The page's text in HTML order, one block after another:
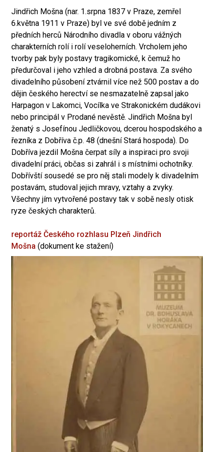
Jindřich Mošna (nar. 1.srpna 1837 v Praze, zemřel
6.května 1911 v Praze) byl ve své době jedním z
předních herců Národního divadla v oboru vážných
charakterních rolí i rolí veseloherních. Vrcholem jeho
tvorby pak byly postavy tragikomické, k čemuž ho
předurčoval i jeho vzhled a drobná postava. Za svého
divadelního působení ztvárnil více než 500 postav a do
dějin českého herectví se nesmazatelně zapsal jako
Harpagon v Lakomci, Vocílka ve Strakonickém dudákovi
nebo principál v Prodané nevěstě. Jindřich Mošna byl
ženatý s Josefínou Jedličkovou, dcerou hospodského a
řezníka z Dobříva č.p. 48 (dnešní Stará hospoda). Do
Dobříva jezdil Mošna čerpat síly a inspiraci pro svoji
divadelní práci, občas si zahrál i s místními ochotníky.
Dobřívští sousedé se pro něj stali modely k divadelním
postavám, studoval jejich mravy, vztahy a zvyky.
Všechny jím vytvořené postavy tak v sobě nesly otisk
ryze českých charakterů.
reportáž Českého rozhlasu Plzeň Jindřich
Mošna (dokument ke stažení)